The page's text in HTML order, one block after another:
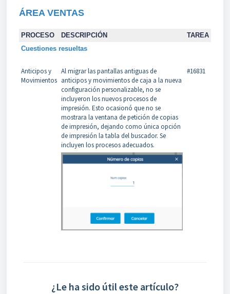
ÁREA VENTAS
PROCESO DESCRIPCIÓN
TAREA
Cuestiones resueltas
Anticipos y
Movimientos
Al migrar las pantallas antiguas de
anticipos y movimientos de caja a la nueva
configuración personalizable, no se
incluyeron los nuevos procesos de
impresión. Esto ocasionó que no se
mostrara la ventana de petición de copias
de impresión, dejando como única opción
de impresión la tabla del buscador. Se
incluyen los procesos adecuados.
#16831
¿Le ha sido útil este artículo?